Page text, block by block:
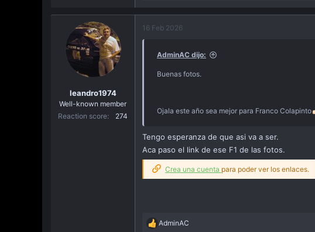
a
c
leandro1974
Well-known member
Reaction score
274
16 Feb 2026
AdminAC dijo:
Buenas fotos.
Ojala este año sea mejor para Franco Colapinto
Tengo esperanza de que asi va a ser.
Aca paso el link de ese F1 de las fotos.
Crea una cuenta para poder ver los enlaces.
R
AdminAC